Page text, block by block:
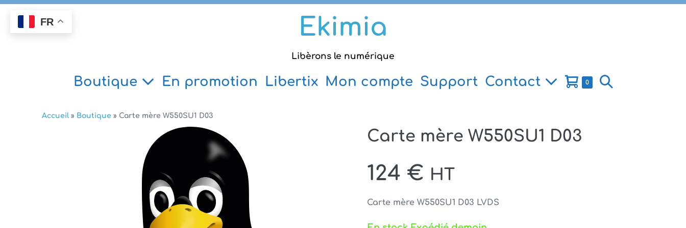
Aller
contenu
Ekimia
Libèrons le numérique
Boutique En promotion Libertix Mon compte Support Contact
Panier
0Éléments
Basculer
Accueil » Boutique » Carte mère W550SU1 D03
Carte mère W550SU1 D03
124 € HT
Carte mère W550SU1 D03 LVDS
FR